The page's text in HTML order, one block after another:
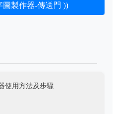
圖製作器-傳送門 ))
使用方法及步驟